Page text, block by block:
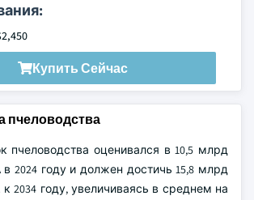
Купить Сейчас
пчеловодства
пчеловодства оценивался в 10,5 млрд
2024 году и должен достичь 15,8 млрд
2034 году, увеличиваясь в среднем на